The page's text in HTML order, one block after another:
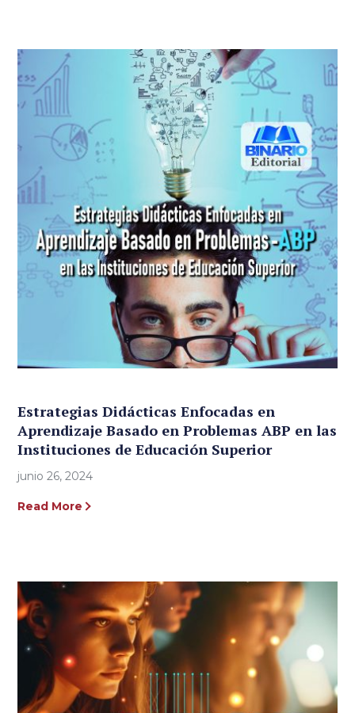
Estrategias Didácticas Enfocadas en
Aprendizaje Basado en Problemas ABP en las
Instituciones de Educación Superior
junio 26, 2024
Read More